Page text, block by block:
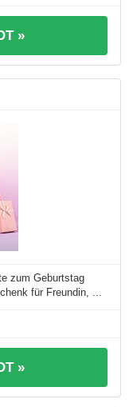
»
zum Geburtstag
für Freundin, ...
»